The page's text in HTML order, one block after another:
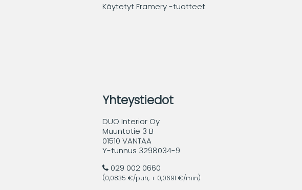
Käytetyt Framery -tuotteet
Yhteystiedot
DUO Interior Oy
Muuntotie 3 B
01510 VANTAA
Y-tunnus 3298034-9
029 002 0660
(0,0835 €/puh, + 0,0691 €/min)